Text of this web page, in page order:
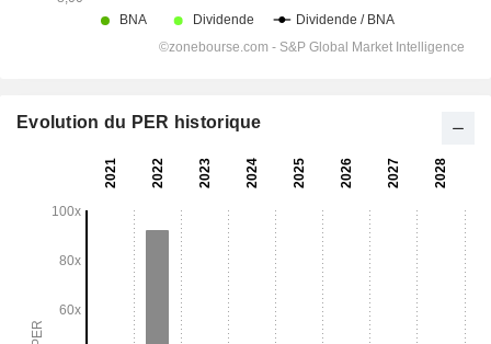
Evolution du PER historique